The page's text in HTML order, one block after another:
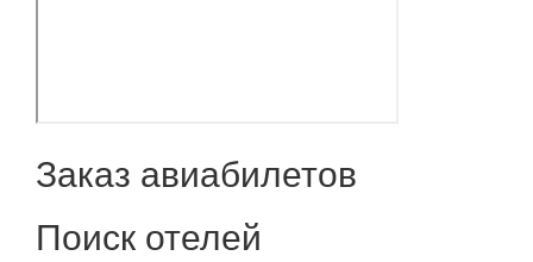
Заказ авиабилетов
Поиск отелей